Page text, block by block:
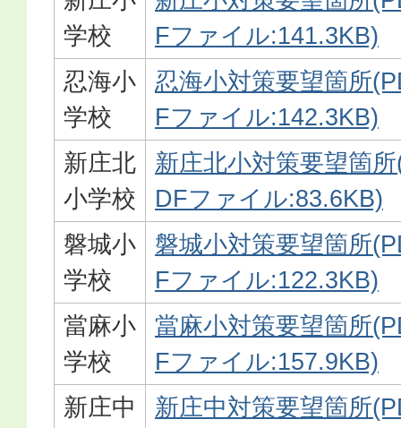
学校
Fファイル:141.3KB)
忍海小
学校
忍海小対策要望箇所
Fファイル:142.3KB)
新庄北
小学校
新庄北小対策要望箇
DFファイル:83.6KB)
磐城小
学校
磐城小対策要望箇所
Fファイル:122.3KB)
當麻小
学校
當麻小対策要望箇所
Fファイル:157.9KB)
新庄中
新庄中対策要望箇所